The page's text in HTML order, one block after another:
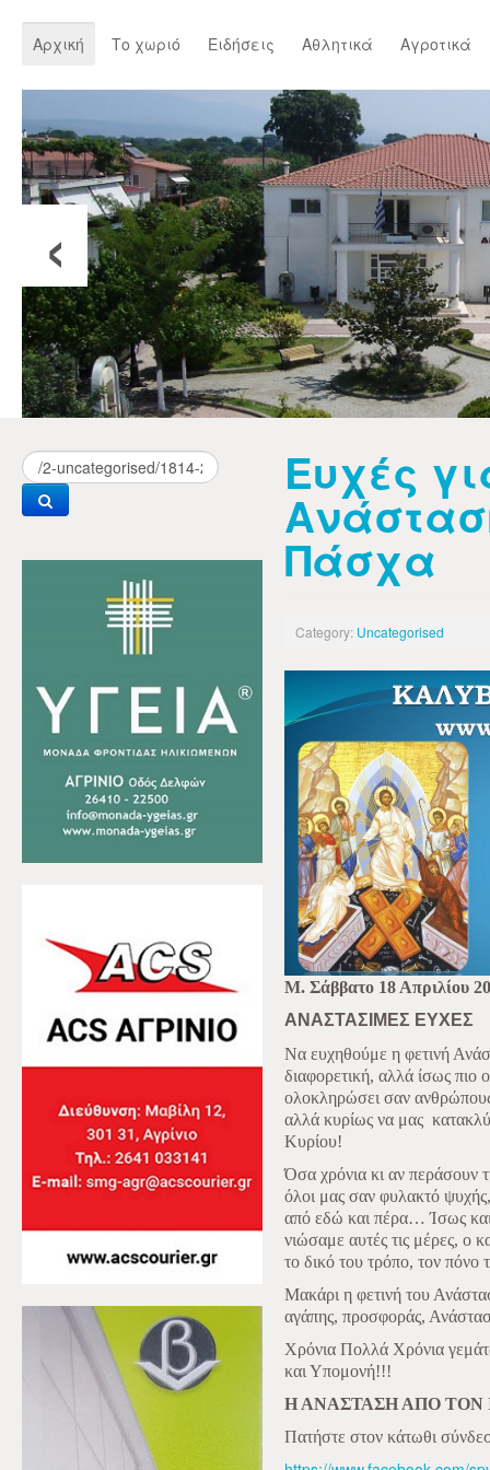
Αρχική Το χωριό Ειδήσεις Αθλητικά Αγροτικά
‹
Ευχές
Πάσχα
Category: Uncategorised
Μ. Σάββατο 18 Απριλίου
ΑΝΑΣΤΑΣΙΜΕΣ ΕΥΧΕΣ
Να ευχηθούμε η φετινή
διαφορετική, αλλά ίσως πιο
ολοκληρώσει σαν
αλλά κυρίως να μας
Κυρίου!
Όσα χρόνια κι αν περάσουν
όλοι μας σαν φυλακτό
από εδώ και πέρα… Ίσως και
νιώσαμε αυτές τις μέρες, ο
το δικό του τρόπο, τον
Μακάρι η φετινή του
αγάπης, προσφοράς,
Χρόνια Πολλά Χρόνια
και Υπομονή!!!
Η ΑΝΑΣΤΑΣΗ ΑΠΟ ΤΟΝ
Πατήστε στον κάτωθι